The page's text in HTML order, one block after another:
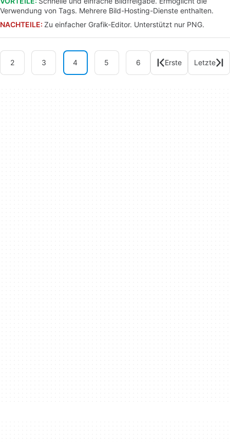
Verwendung von Tags. Mehrere Bild-Hosting-Dienste enthalten.
NACHTEILE: Zu einfacher Grafik-Editor. Unterstützt nur PNG.
2 3 4 5 6 Erste Letzte